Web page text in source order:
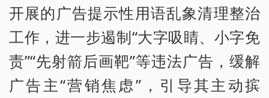
开展的广告提示性用语乱象清理整治
工作，进一步遏制“大字吸睛、小字免
责”“先射箭后画靶”等违法广告，缓解
广告主“营销焦虑”，引导其主动摈